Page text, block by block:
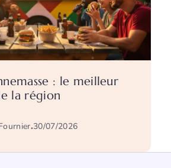
: le meilleur
la région
.30/07/2026